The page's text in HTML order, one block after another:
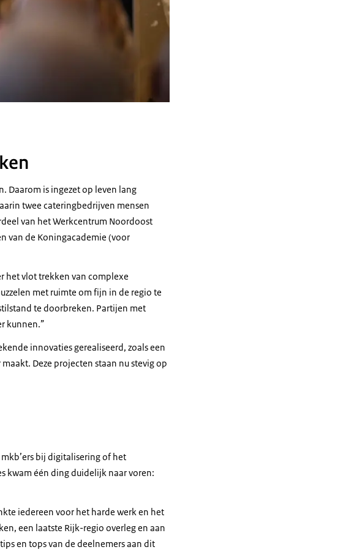
Daarom is ingezet op leven lang
twee cateringbedrijven mensen
van het Werkcentrum Noordoost
van de Koningacademie (voor
het vlot trekken van complexe
met ruimte om fijn in de regio te
te doorbreken. Partijen met
kunnen.”
innovaties gerealiseerd, zoals een
Deze projecten staan nu stevig op
bij digitalisering of het
kwam één ding duidelijk naar voren:
iedereen voor het harde werk en het
een laatste Rijk-regio overleg en aan
en tops van de deelnemers aan dit